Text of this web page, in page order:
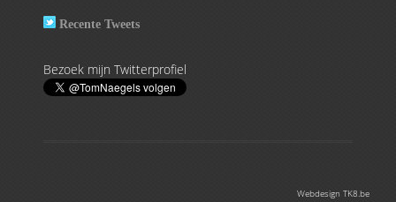
Recente Tweets
Bezoek mijn Twitterprofiel
Webdesign TK8.be